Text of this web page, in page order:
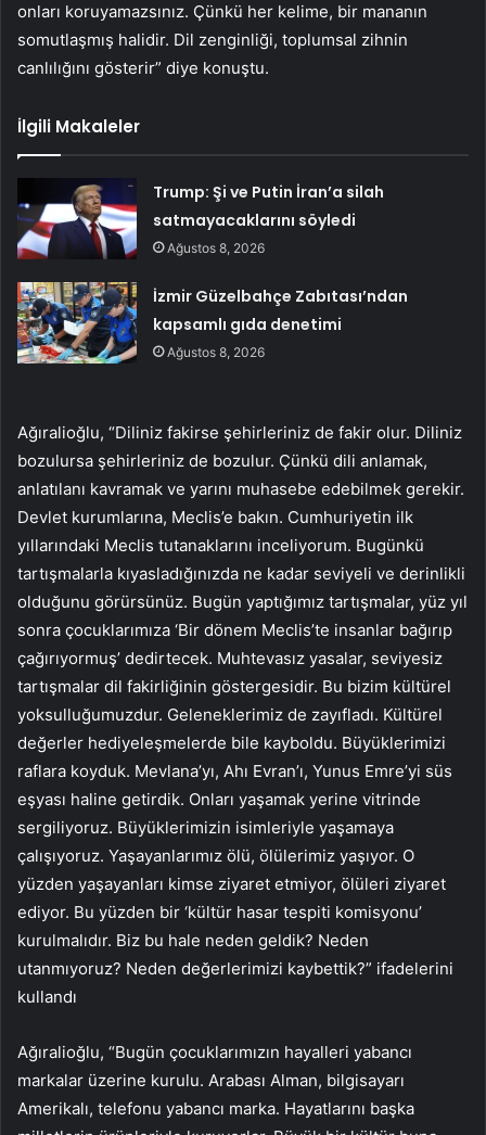
onları koruyamazsınız. Çünkü her kelime, bir mananın
somutlaşmış halidir. Dil zenginliği, toplumsal zihnin
canlılığını gösterir” diye konuştu.
İlgili Makaleler
Trump: Şi ve Putin İran’a silah
satmayacaklarını söyledi
Ağustos 8, 2026
İzmir Güzelbahçe Zabıtası’ndan
kapsamlı gıda denetimi
Ağustos 8, 2026
Ağıralioğlu, “Diliniz fakirse şehirleriniz de fakir olur. Diliniz
bozulursa şehirleriniz de bozulur. Çünkü dili anlamak,
anlatılanı kavramak ve yarını muhasebe edebilmek gerekir.
Devlet kurumlarına, Meclis’e bakın. Cumhuriyetin ilk
yıllarındaki Meclis tutanaklarını inceliyorum. Bugünkü
tartışmalarla kıyasladığınızda ne kadar seviyeli ve derinlikli
olduğunu görürsünüz. Bugün yaptığımız tartışmalar, yüz yıl
sonra çocuklarımıza ‘Bir dönem Meclis’te insanlar bağırıp
çağırıyormuş’ dedirtecek. Muhtevasız yasalar, seviyesiz
tartışmalar dil fakirliğinin göstergesidir. Bu bizim kültürel
yoksulluğumuzdur. Geleneklerimiz de zayıfladı. Kültürel
değerler hediyeleşmelerde bile kayboldu. Büyüklerimizi
raflara koyduk. Mevlana’yı, Ahı Evran’ı, Yunus Emre’yi süs
eşyası haline getirdik. Onları yaşamak yerine vitrinde
sergiliyoruz. Büyüklerimizin isimleriyle yaşamaya
çalışıyoruz. Yaşayanlarımız ölü, ölülerimiz yaşıyor. O
yüzden yaşayanları kimse ziyaret etmiyor, ölüleri ziyaret
ediyor. Bu yüzden bir ‘kültür hasar tespiti komisyonu’
kurulmalıdır. Biz bu hale neden geldik? Neden
utanmıyoruz? Neden değerlerimizi kaybettik?” ifadelerini
kullandı
Ağıralioğlu, “Bugün çocuklarımızın hayalleri yabancı
markalar üzerine kurulu. Arabası Alman, bilgisayarı
Amerikalı, telefonu yabancı marka. Hayatlarını başka